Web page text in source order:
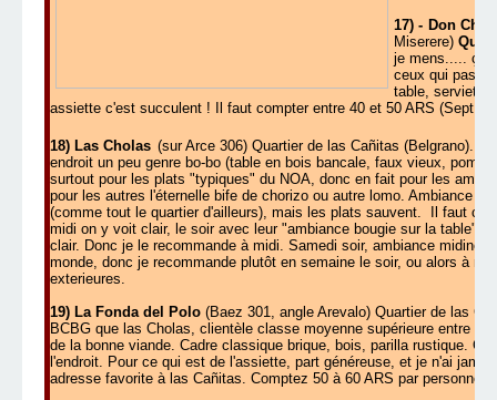
17) - Don
Miserere)
je mens..... ça
ceux qui
table,
assiette c'est succulent ! Il faut compter entre 40 et 50 ARS (Sept
18) Las Cholas (sur Arce 306) Quartier de las Cañitas (Belgrano).
endroit un peu genre bo-bo (table en bois bancale, faux vieux,
surtout pour les plats "typiques" du NOA, donc en fait pour les
pour les autres l'éternelle bife de chorizo ou autre lomo. Ambiance
(comme tout le quartier d'ailleurs), mais les plats sauvent. Il faut
midi on y voit clair, le soir avec leur "ambiance bougie sur la table",
clair. Donc je le recommande à midi. Samedi soir, ambiance
monde, donc je recommande plutôt en semaine le soir, ou alors à
exterieures.
19) La Fonda del Polo (Baez 301, angle Arevalo) Quartier de las
BCBG que las Cholas, clientèle classe moyenne supérieure entre
de la bonne viande. Cadre classique brique, bois, parilla rustique.
l'endroit. Pour ce qui est de l'assiette, part généreuse, et je n'ai
adresse favorite à las Cañitas. Comptez 50 à 60 ARS par personne